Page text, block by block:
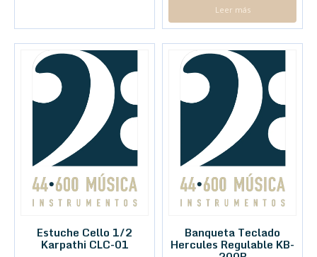
Leer más
Estuche Cello 1/2
Karpathi CLC-01
Banqueta Teclado
Hercules Regulable KB-